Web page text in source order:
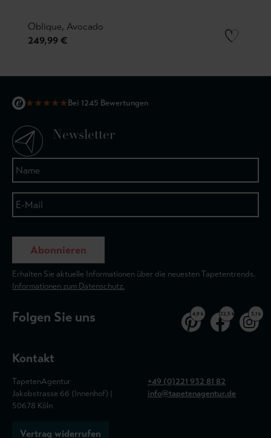
Oblique, Avocado
249,99 €
★★★★★Bei 1245 Bewertungen
Newsletter
Abonnieren
Erhalten Sie aktuelle Informationen über die neuesten Tapetentrends.
Informationen zum Datenschutz.
Folgen Sie uns 4,9 k 32,5 k 3,1 k
Kontakt
TapetenAgentur
Jakobstrasse 66 (Innenhof) |
50678 Köln
+49 (0)221 932 81 82
info@tapetenagentur.de
Vertrag widerrufen